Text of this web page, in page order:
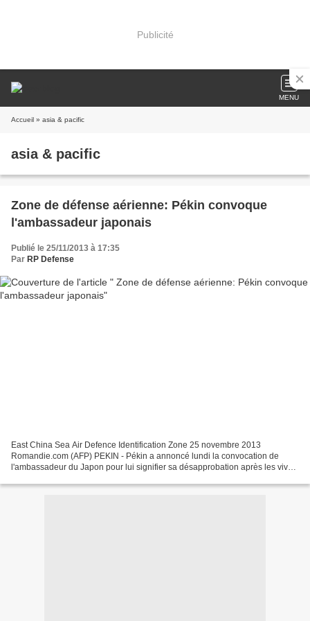
Publicité
MENU
Accueil » asia & pacific
asia & pacific
Zone de défense aérienne: Pékin convoque
l'ambassadeur japonais
Publié le 25/11/2013 à 17:35
Par RP Defense
East China Sea Air Defence Identification Zone 25 novembre 2013
Romandie.com (AFP) PEKIN - Pékin a annoncé lundi la convocation de
l'ambassadeur du Japon pour lui signifier sa désapprobation après les vives